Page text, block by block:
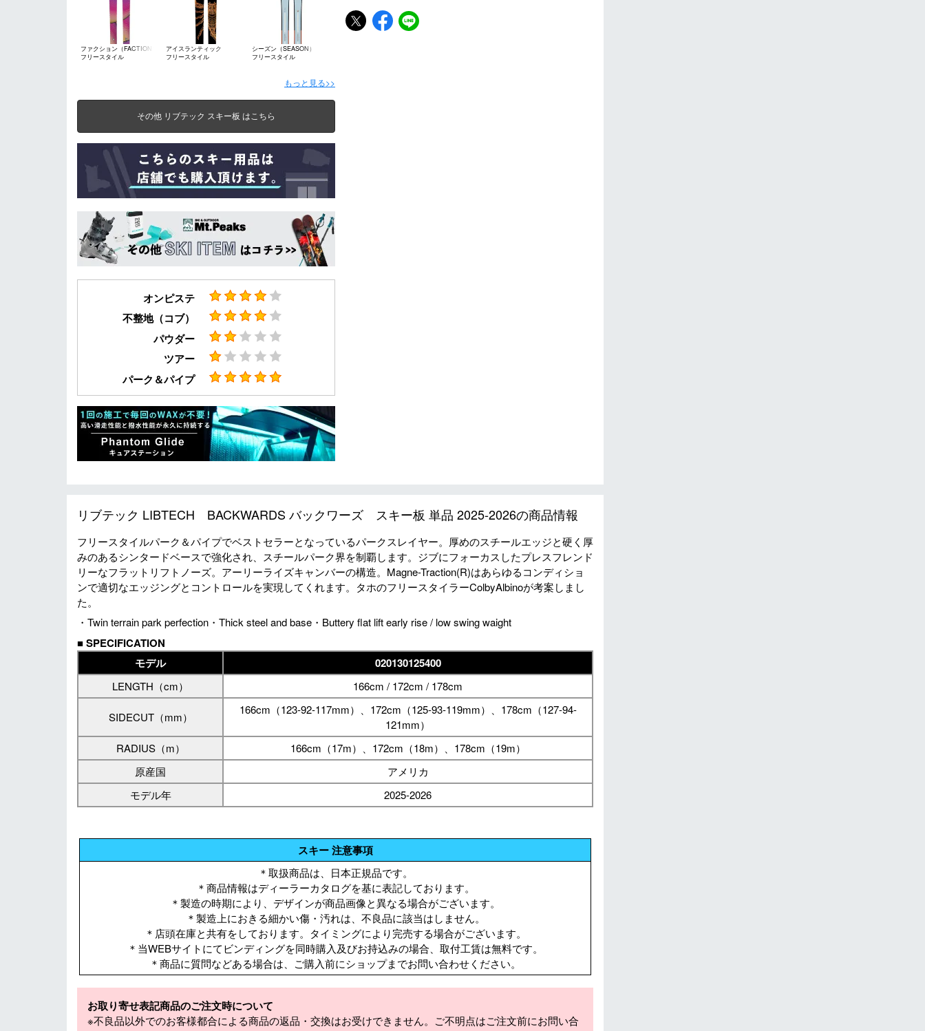
ファクション（FACTION）
フリースタイル
アイスランティック
（ICELANTIC）
フリースタイル
シーズン（SEASON）
フリースタイル
もっと見る>>
その他 リブテック スキー板 はこちら
オンピステ
不整地（コブ）
パウダー
ツアー
パーク＆パイプ
注意事項：
・有賀園ゴルフ実店舗での開催はございません。
リブテック LIBTECH BACKWARDS バックワーズ スキー板 単品 2025-2026の商品情報
フリースタイルパーク＆パイプでベストセラーとなっているパークスレイヤー。厚めのスチールエッジと硬く厚
みのあるシンタードベースで強化され、スチールパーク界を制覇します。ジブにフォーカスしたプレスフレンド
リーなフラットリフトノーズ。アーリーライズキャンバーの構造。Magne-Traction(R)はあらゆるコンディショ
ンで適切なエッジングとコントロールを実現してくれます。タホのフリースタイラーColbyAlbinoが考案しまし
た。
・Twin terrain park perfection・Thick steel and base・Buttery flat lift early rise / low swing waight
■SPECIFICATION
モデル
020130125400
LENGTH（cm） 166cm / 172cm / 178cm
SIDECUT（mm）
166cm（123-92-117mm）、172cm（125-93-119mm）、178cm（127-94-
121mm）
RADIUS（m）
166cm（17m）、172cm（18m）、178cm（19m）
原産国
アメリカ
モデル年
2025-2026
スキー 注意事項
＊取扱商品は、日本正規品です。
＊商品情報はディーラーカタログを基に表記しております。
＊製造の時期により、デザインが商品画像と異なる場合がございます。
＊製造上におきる細かい傷・汚れは、不良品に該当はしません。
＊店頭在庫と共有をしております。タイミングにより完売する場合がございます。
＊当WEBサイトにてビンディングを同時購入及びお持込みの場合、取付工賃は無料です。
＊商品に質問などある場合は、ご購入前にショップまでお問い合わせください。
お取り寄せ表記商品のご注文時について
※不良品以外でのお客様都合による商品の返品・交換はお受けできません。ご不明点はご注文前にお問い合